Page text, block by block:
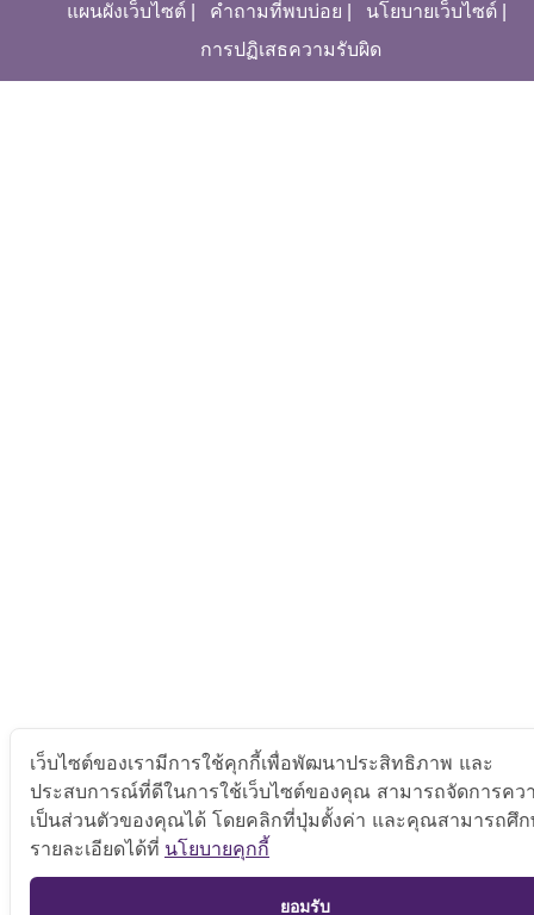
แผนผังเว็บไซต์| คำถามที่พบบ่อย นโยบายเว็บไซต์|
การปฏิเสธความรับผิด
เว็บไซต์ของเรามีการใช้คุกกี้เพื่อพัฒนาประสิทธิภาพ และ
ประสบการณ์ที่ดีในการใช้เว็บไซต์ของคุณ สามารถจัดการคว
เป็นส่วนตัวของคุณได้ โดยคลิกที่ปุ่มตั้งค่า และคุณสามารถศึ
รายละเอียดได้ที่ นโยบายคุกกี้
ยอมรับ